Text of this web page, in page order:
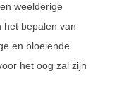
weelderige
het bepalen van
en bloeiende
het oog zal zijn